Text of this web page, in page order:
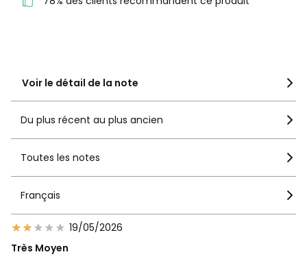
Voir le détail de la note
Du plus récent au plus ancien
Toutes les notes
Français
19/05/2026
Très Moyen